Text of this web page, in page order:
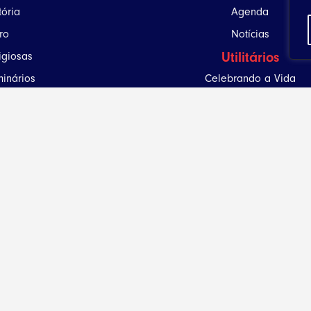
Agenda
Notícias
Utilitários
Celebrando a Vida